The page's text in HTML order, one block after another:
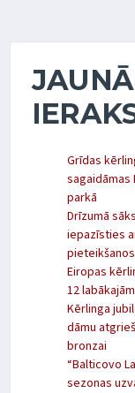
Grīdas
sagaidāmas
parkā
Drīzumā
iepazīsties
pieteikšanos
Eiropas
12
Kērlinga
dāmu
bronzai
“Balticovo
sezonas